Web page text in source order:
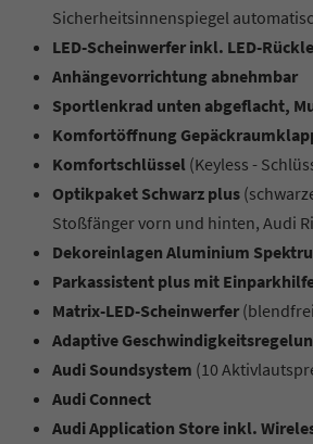
Sicherheitsinnenspiegel
LED-Scheinwerfer inkl. LED-
Anhängevorrichtung abnehmbar
Sportlenkrad unten abgeflacht,
Komfortöffnung
Komfortschlüssel (Keyless -
Optikpaket Schwarz plus
Stoßfänger vorn und hinten, Audi
Dekoreinlagen Aluminium
Parkassistent plus mit
Matrix-LED-Scheinwerfer
Adaptive
Audi Soundsystem (10
Audi Connect
Audi Application Store inkl.